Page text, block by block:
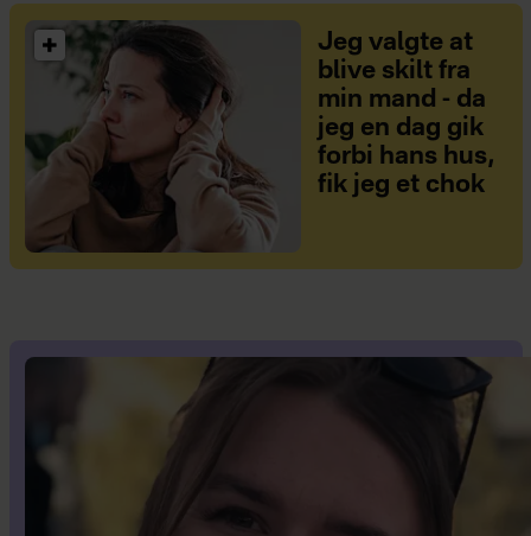
Jeg valgte at
blive skilt fra
min mand - da
jeg en dag gik
forbi hans hus,
fik jeg et chok